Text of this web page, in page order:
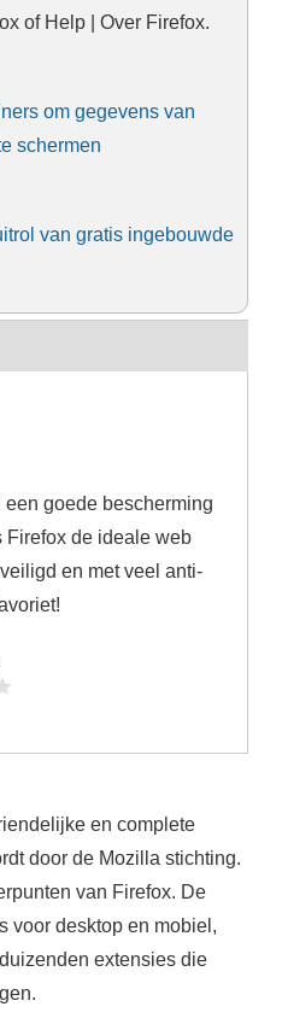
of Help | Over Firefox.
om gegevens van
schermen
van gratis ingebouwde
goede bescherming
Firefox de ideale web
en met veel anti-
en complete
door de Mozilla stichting.
van Firefox. De
voor desktop en mobiel,
extensies die